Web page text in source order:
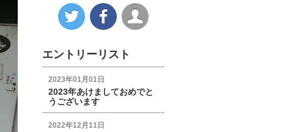
エントリーリスト
2023年01月01日
2023年あけましておめでと
うございます
2022年12月11日